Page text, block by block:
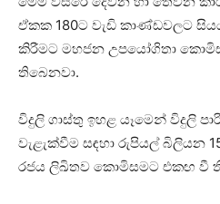
ඒකක 180ට වැඩි කාණ්ඩවලට
කිරීමට මහජන උපයෝගිතා
තිබෙනවා.
විදුලි ගාස්තු ඉහළ යෑමෙන් විදුලි
වැළැක්වීම සඳහා රුපියල් බිලියන
රජය ලිඛිතව කොමිසමට එකඟ වී